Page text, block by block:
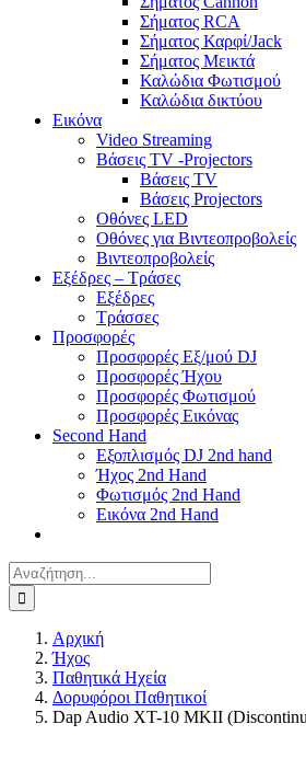
Σήματος RCA
Σήματος Καρφί/Jack
Σήματος Μεικτά
Καλώδια Φωτισμού
Καλώδια δικτύου
Εικόνα
Video Streaming
Βάσεις TV -Projectors
Βάσεις TV
Βάσεις Projectors
Οθόνες LED
Οθόνες για Βιντεοπροβολείς
Βιντεοπροβολείς
Εξέδρες – Τράσες
Εξέδρες
Τράσσες
Προσφορές
Προσφορές Εξ/μού DJ
Προσφορές Ήχου
Προσφορές Φωτισμού
Προσφορές Εικόνας
Second Hand
Εξοπλισμός DJ 2nd hand
Ήχος 2nd Hand
Φωτισμός 2nd Hand
Εικόνα 2nd Hand
Αναζήτηση
για:
Αρχική
Ήχος
Παθητικά Ηχεία
Δορυφόροι Παθητικοί
Dap Audio XT-10 MKII